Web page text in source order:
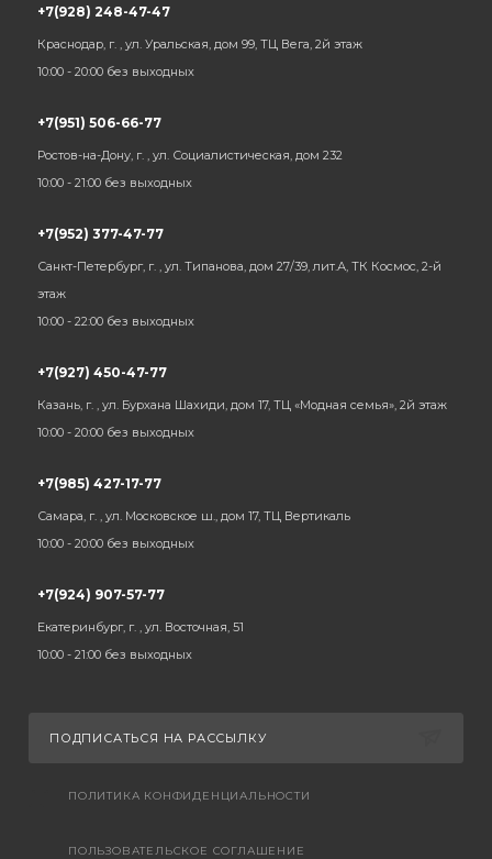
+7(928) 248-47-47
Краснодар, г. , ул. Уральская, дом 99, ТЦ Вега, 2й этаж
10:00 - 20:00 без выходных
+7(951) 506-66-77
Ростов-на-Дону, г. , ул. Социалистическая, дом 232
10:00 - 21:00 без выходных
+7(952) 377-47-77
Санкт-Петербург, г. , ул. Типанова, дом 27/39, лит.А, ТК Космос, 2-й
этаж
10:00 - 22:00 без выходных
+7(927) 450-47-77
Казань, г. , ул. Бурхана Шахиди, дом 17, ТЦ «Модная семья», 2й этаж
10:00 - 20:00 без выходных
+7(985) 427-17-77
Самара, г. , ул. Московское ш., дом 17, ТЦ Вертикаль
10:00 - 20:00 без выходных
+7(924) 907-57-77
Екатеринбург, г. , ул. Восточная, 51
10:00 - 21:00 без выходных
ПОДПИСАТЬСЯ НА РАССЫЛКУ
ПОЛИТИКА КОНФИДЕНЦИАЛЬНОСТИ
ПОЛЬЗОВАТЕЛЬСКОЕ СОГЛАШЕНИЕ